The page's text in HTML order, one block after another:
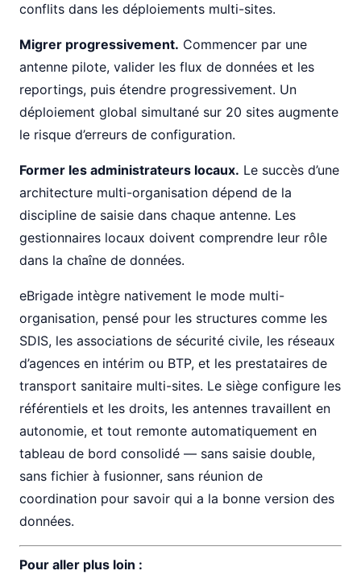
conflits dans les déploiements multi-sites.
Migrer progressivement. Commencer par une
antenne pilote, valider les flux de données et les
reportings, puis étendre progressivement. Un
déploiement global simultané sur 20 sites augmente
le risque d’erreurs de configuration.
Former les administrateurs locaux. Le succès d’une
architecture multi-organisation dépend de la
discipline de saisie dans chaque antenne. Les
gestionnaires locaux doivent comprendre leur rôle
dans la chaîne de données.
eBrigade intègre nativement le mode multi-
organisation, pensé pour les structures comme les
SDIS, les associations de sécurité civile, les réseaux
d’agences en intérim ou BTP, et les prestataires de
transport sanitaire multi-sites. Le siège configure les
référentiels et les droits, les antennes travaillent en
autonomie, et tout remonte automatiquement en
tableau de bord consolidé — sans saisie double,
sans fichier à fusionner, sans réunion de
coordination pour savoir qui a la bonne version des
données.
Pour aller plus loin :